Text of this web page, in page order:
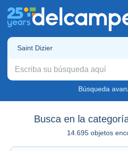
Saint Dizier
Búsqueda
Busca en la
14.695 objetos